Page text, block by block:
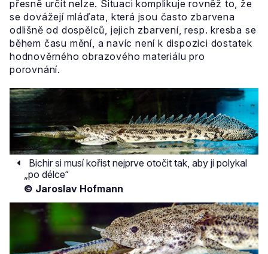
přesně určit nelze. Situaci komplikuje rovněž to, že
se dovážejí mláďata, která jsou často zbarvena
odlišně od dospělců, jejich zbarvení, resp. kresba se
během času mění, a navíc není k dispozici dostatek
hodnověrného obrazového materiálu pro
porovnání.
Bichir si musí kořist nejprve otočit tak, aby ji polykal
„po délce“
© Jaroslav Hofmann